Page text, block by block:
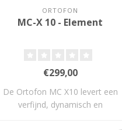
ORTOFON
MC-X 10 - Element
€299,00
De Ortofon MC X10 levert een
verfijnd, dynamisch en